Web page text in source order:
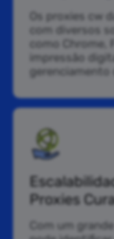
Os proxies cw
com diversos
como Chrome,
impressão
gerenciamento
Proxies
Com um